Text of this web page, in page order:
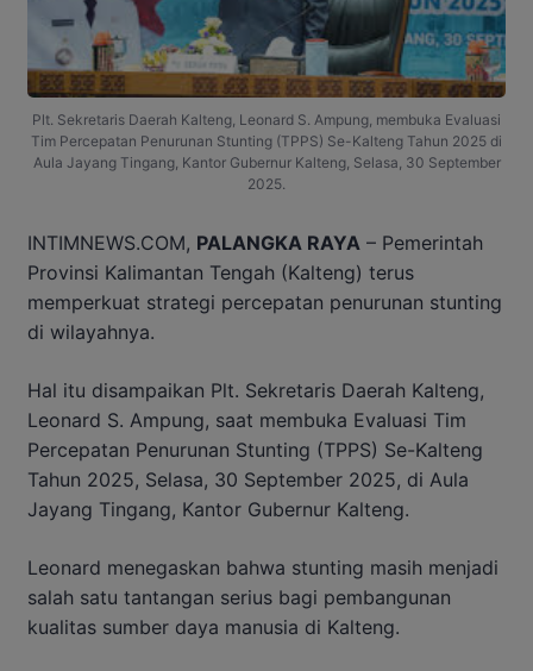
Plt. Sekretaris Daerah Kalteng, Leonard S. Ampung, membuka Evaluasi
Tim Percepatan Penurunan Stunting (TPPS) Se-Kalteng Tahun 2025 di
Aula Jayang Tingang, Kantor Gubernur Kalteng, Selasa, 30 September
2025.
INTIMNEWS.COM, PALANGKA RAYA – Pemerintah
Provinsi Kalimantan Tengah (Kalteng) terus
memperkuat strategi percepatan penurunan stunting
di wilayahnya.
Hal itu disampaikan Plt. Sekretaris Daerah Kalteng,
Leonard S. Ampung, saat membuka Evaluasi Tim
Percepatan Penurunan Stunting (TPPS) Se-Kalteng
Tahun 2025, Selasa, 30 September 2025, di Aula
Jayang Tingang, Kantor Gubernur Kalteng.
Leonard menegaskan bahwa stunting masih menjadi
salah satu tantangan serius bagi pembangunan
kualitas sumber daya manusia di Kalteng.